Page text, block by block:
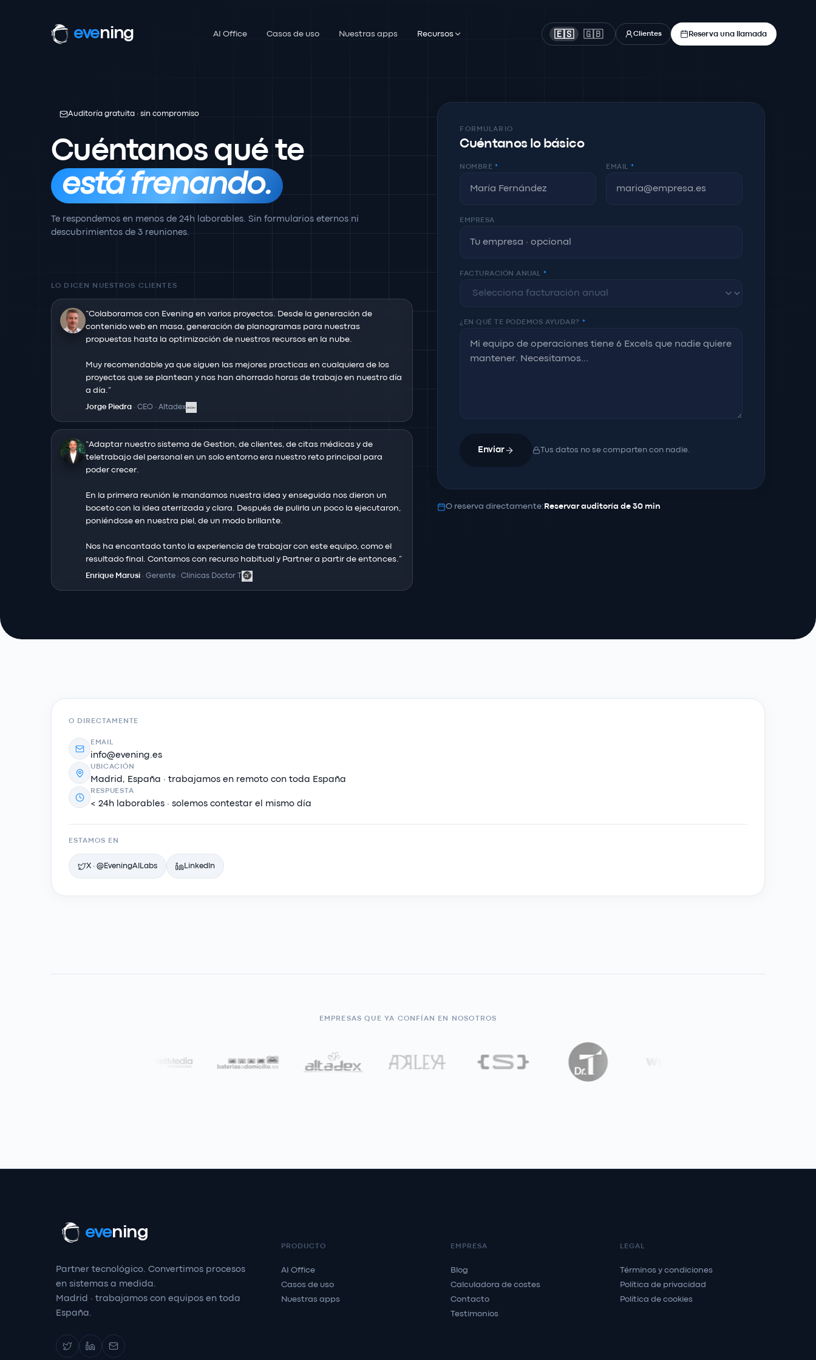
evening AI Office Casos de uso Nuestras apps Recursos 🇪🇸 🇬🇧 Clientes Reserva una llamada
Auditoría gratuita · sin compromiso
Cuéntanos qué te
está frenando.
Te respondemos en menos de 24h laborables. Sin formularios eternos ni
descubrimientos de 3 reuniones.
FORMULARIO
Cuéntanos lo básico
NOMBRE * EMAIL *
EMPRESA
FACTURACIÓN ANUAL *
¿EN QUÉ TE PODEMOS AYUDAR? *
Enviar Tus datos no se comparten con nadie.
O reserva directamente: Reservar auditoría de 30 min
LO DICEN NUESTROS CLIENTES
“Colaboramos con Evening en varios proyectos. Desde la generación de
contenido web en masa, generación de planogramas para nuestras
propuestas hasta la optimización de nuestros recursos en la nube.
Muy recomendable ya que siguen las mejores practicas en cualquiera de los
proyectos que se plantean y nos han ahorrado horas de trabajo en nuestro día
a día. ”
Jorge Piedra · CEO · Altadex
“Adaptar nuestro sistema de Gestion, de clientes, de citas médicas y de
teletrabajo del personal en un solo entorno era nuestro reto principal para
poder crecer.
En la primera reunión le mandamos nuestra idea y enseguida nos dieron un
boceto con la idea aterrizada y clara. Después de pulirla un poco la ejecutaron,
poniéndose en nuestra piel, de un modo brillante.
Nos ha encantado tanto la experiencia de trabajar con este equipo, como el
resultado final. Contamos con recurso habitual y Partner a partir de entonces. ”
Enrique Marusi · Gerente · Clinicas Doctor T
O DIRECTAMENTE
EMAIL
info@evening.es
UBICACIÓN
Madrid, España · trabajamos en remoto con toda España
RESPUESTA
< 24h laborables · solemos contestar el mismo día
ESTAMOS EN
X · @EveningAILabs LinkedIn
EMPRESAS QUE YA CONFÍAN EN NOSOTROS
evening
PRODUCTO EMPRESA LEGAL
Partner tecnológico. Convertimos procesos
en sistemas a medida.
Madrid · trabajamos con equipos en toda
España.
AI Office
Casos de uso
Nuestras apps
Blog
Calculadora de costes
Contacto
Testimonios
Términos y condiciones
Política de privacidad
Política de cookies